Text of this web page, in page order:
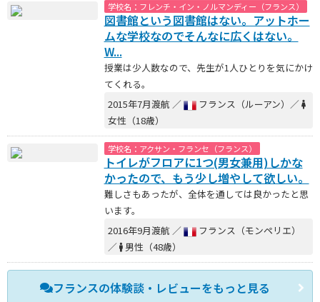
学校名：フレンチ・イン・ノルマンディー（フランス）
図書館という図書館はない。アットホー
ムな学校なのでそんなに広くはない。
W...
授業は少人数なので、先生が1人ひとりを気にかけ
てくれる。
2015年7月渡航 ／
フランス（ルーアン）／
女性（18歳）
学校名：アクサン・フランセ（フランス）
トイレがフロアに1つ(男女兼用)しかな
かったので、もう少し増やして欲しい。
難しさもあったが、全体を通しては良かったと思
います。
2016年9月渡航 ／
フランス（モンペリエ）
／ 男性（48歳）
フランスの体験談・レビューをもっと見る